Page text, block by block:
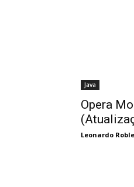
Java
Opera
Leonardo